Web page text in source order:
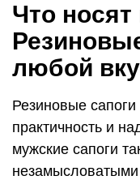
Что носят
любой
Резиновые
практичность и
мужские сапоги